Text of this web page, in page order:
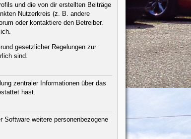
und die von dir erstellten Beiträge
Nutzerkreis (z. B. andere
oder kontaktiere den Betreiber.
gesetzlicher Regelungen zur
sind.
zentraler Informationen über das
hast.
weitere personenbezogene